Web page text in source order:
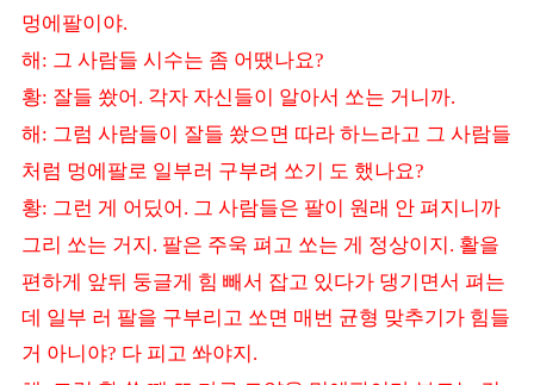
멍에팔이야.
해: 그 사람들 시수는 좀 어땠나요?
황: 잘들 쐈어. 각자 자신들이 알아서 쏘는 거니까.
해: 그럼 사람들이 잘들 쐈으면 따라 하느라고 그 사람들
처럼 멍에팔로 일부러 구부려 쏘기 도 했나요?
황: 그런 게 어딨어. 그 사람들은 팔이 원래 안 펴지니까
그리 쏘는 거지. 팔은 주욱 펴고 쏘는 게 정상이지. 활을
편하게 앞뒤 둥글게 힘 빼서 잡고 있다가 댕기면서 펴는
데 일부 러 팔을 구부리고 쏘면 매번 균형 맞추기가 힘들
거 아니야? 다 피고 쏴야지.